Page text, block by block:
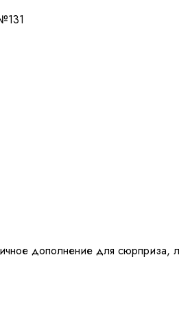
дополнение для сюрприза,